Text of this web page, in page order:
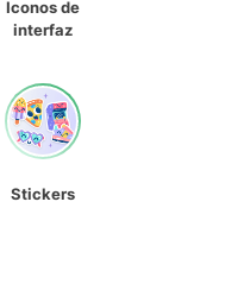
Iconos de
interfaz
Stickers